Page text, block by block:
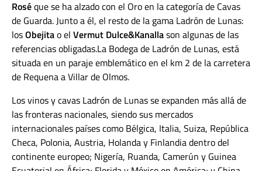
Roséque se ha alzado con el Oro en la categoría de Cavas
de Guarda. Junto a él, el resto de la gama Ladrón de Lunas:
losObejitao el Vermut Dulce&Kanallason algunas de las
referencias obligadas.La Bodega de Ladrón de Lunas, está
situada en un paraje emblemático en el km 2 de la carretera
de Requena a Villar de Olmos.
Los vinos y cavas Ladrón de Lunas se expanden más allá de
las fronteras nacionales, siendo sus mercados
internacionales países como Bélgica, Italia, Suiza, República
Checa, Polonia, Austria, Holanda y Finlandia dentro del
continente europeo; Nigería, Ruanda, Camerún y Guinea